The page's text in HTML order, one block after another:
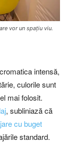
vor un spațiu viu.
intensă,
culorile sunt
mai folosit.
, subliniază că
cu buget
standard.